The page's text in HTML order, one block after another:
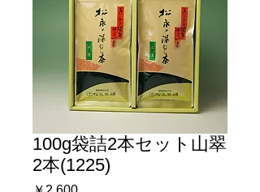
100g袋詰2本セット山翠
2本(1225)